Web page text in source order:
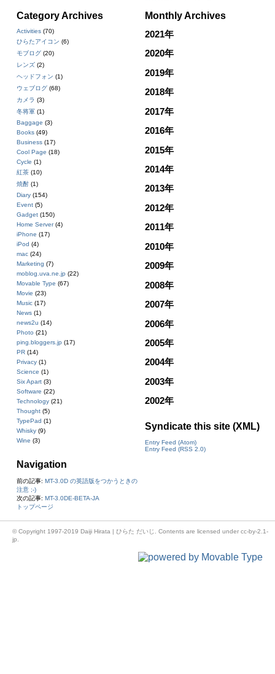
Category Archives
Activities (70)
ひらたアイコン (6)
モブログ (20)
レンズ (2)
ヘッドフォン (1)
ウェブログ (68)
カメラ (3)
冬将軍 (1)
Baggage (3)
Books (49)
Business (17)
Cool Page (18)
Cycle (1)
紅茶 (10)
焼酎 (1)
Diary (154)
Event (5)
Gadget (150)
Home Server(4)
iPhone (17)
iPod (4)
mac (24)
Marketing (7)
moblog.uva.ne.jp (22)
Movable Type (67)
Movie (23)
Music (17)
News (1)
news2u (14)
Photo (21)
ping.bloggers.jp (17)
PR (14)
Privacy (1)
Science (1)
Six Apart (3)
Software (22)
Technology (21)
Thought (5)
TypePad (1)
Whisky (9)
Wine (3)
Monthly Archives
2021年
2020年
2019年
2018年
2017年
2016年
2015年
2014年
2013年
2012年
2011年
2010年
2009年
2008年
2007年
2006年
2005年
2004年
2003年
2002年
Syndicate this site (XML)
Entry Feed (Atom)
Entry Feed (RSS 2.0)
Navigation
前の記事: MT-3.0D の英語版をつかうときの
注意 ;-)
次の記事: MT-3.0DE-BETA-JA
トップページ
© Copyright 1997-2019 Daiji Hirata | ひらた だいじ . Contents are licensed under cc-by-2.1-
jp